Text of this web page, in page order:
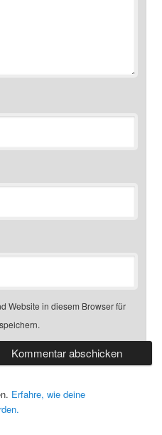
Website in diesem Browser für
Erfahre, wie deine